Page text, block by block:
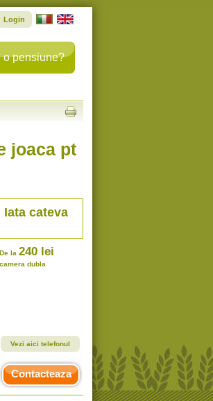
o pensiune?
Login
joaca pt
cateva
De la 240 lei
camera dubla
Vezi aici telefonul
Contacteaza